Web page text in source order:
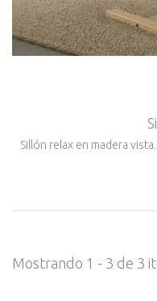
Sillón relax en madera
Mostrando 1 - 3 de 3